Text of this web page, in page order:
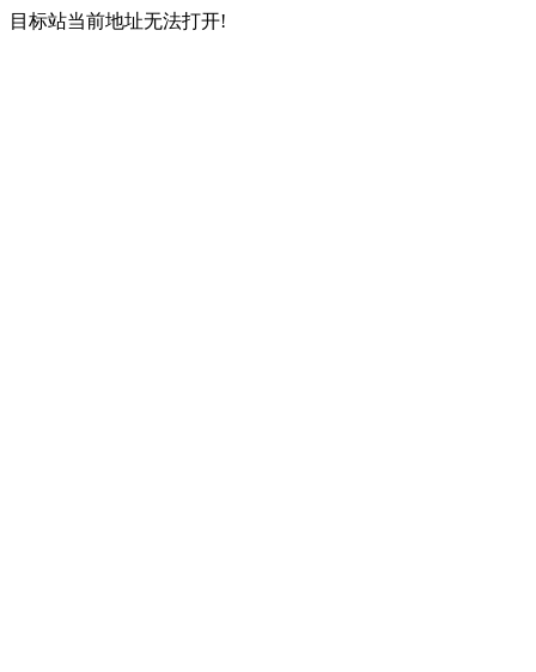
目标站当前地址无法打开!